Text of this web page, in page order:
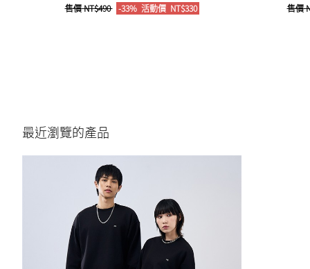
售價NT$490 -33% 活動價NT$330 售價
最近瀏覽的產品